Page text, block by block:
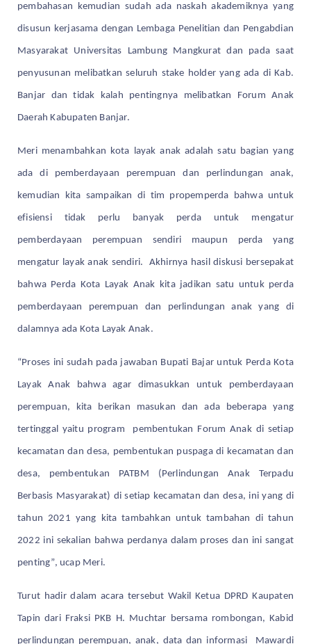
pembahasan kemudian sudah ada naskah akademiknya yang
disusun kerjasama dengan Lembaga Penelitian dan Pengabdian
Masyarakat Universitas Lambung Mangkurat dan pada saat
penyusunan melibatkan seluruh stake holder yang ada di Kab.
Banjar dan tidak kalah pentingnya melibatkan Forum Anak
Daerah Kabupaten Banjar.
Meri menambahkan kota layak anak adalah satu bagian yang
ada di pemberdayaan perempuan dan perlindungan anak,
kemudian kita sampaikan di tim propemperda bahwa untuk
efisiensi tidak perlu banyak perda untuk mengatur
pemberdayaan perempuan sendiri maupun perda yang
mengatur layak anak sendiri. Akhirnya hasil diskusi bersepakat
bahwa Perda Kota Layak Anak kita jadikan satu untuk perda
pemberdayaan perempuan dan perlindungan anak yang di
dalamnya ada Kota Layak Anak.
“Proses ini sudah pada jawaban Bupati Bajar untuk Perda Kota
Layak Anak bahwa agar dimasukkan untuk pemberdayaan
perempuan, kita berikan masukan dan ada beberapa yang
tertinggal yaitu program pembentukan Forum Anak di setiap
kecamatan dan desa, pembentukan puspaga di kecamatan dan
desa, pembentukan PATBM (Perlindungan Anak Terpadu
Berbasis Masyarakat) di setiap kecamatan dan desa, ini yang di
tahun 2021 yang kita tambahkan untuk tambahan di tahun
2022 ini sekalian bahwa perdanya dalam proses dan ini sangat
penting”, ucap Meri.
Turut hadir dalam acara tersebut Wakil Ketua DPRD Kaupaten
Tapin dari Fraksi PKB H. Muchtar bersama rombongan, Kabid
perlindungan perempuan, anak, data dan informasi Mawardi